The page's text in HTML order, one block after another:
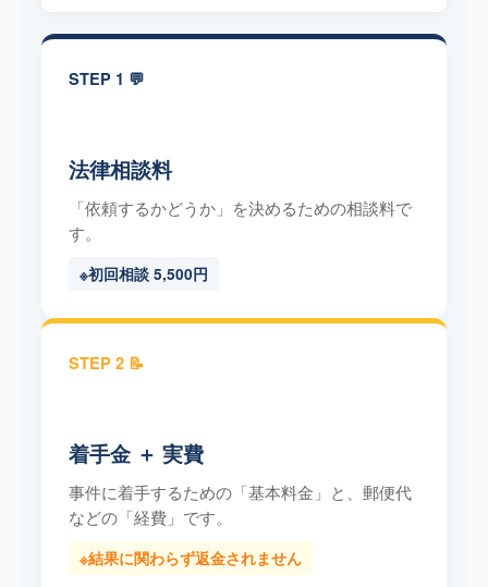
STEP 1 💬
法律相談料
「依頼するかどうか」を決めるための相談料で
す。
※初回相談 5,500円
STEP 2 📝
着手金 ＋ 実費
事件に着手するための「基本料金」と、郵便代
などの「経費」です。
※結果に関わらず返金されません